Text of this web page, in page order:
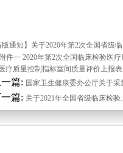
版通知】关于2020年第2次全国省级
件一 2020年第2次全国临床检验医
疗质量控制指标室间质量评价上报表
一篇: 国家卫生健康委办公厅关于采
篇: 关于2021年全国省级临床检验..